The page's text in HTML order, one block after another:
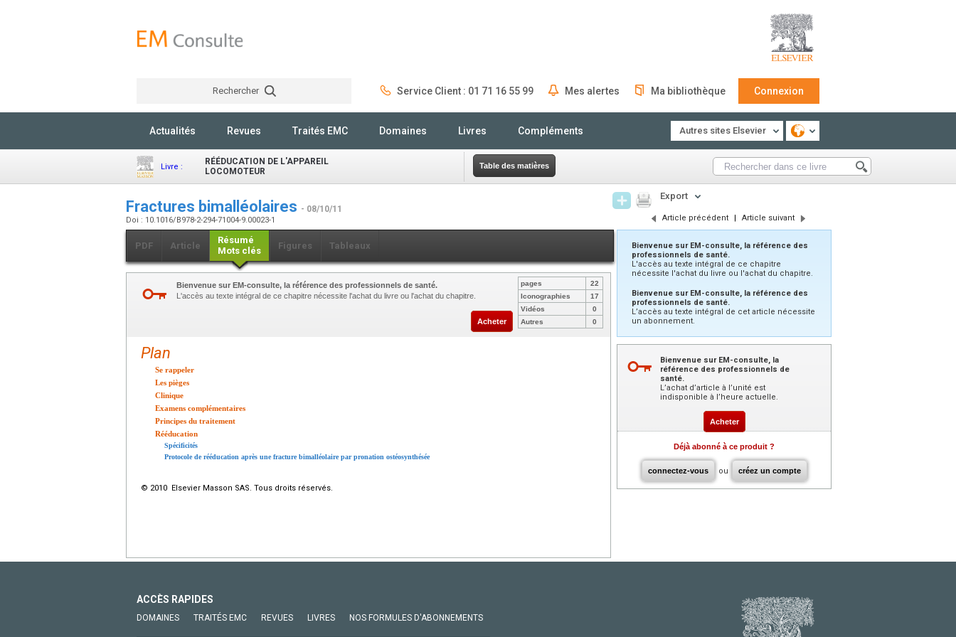
Rechercher Service Client : 01 71 16 55 99 Mes alertes Ma bibliothèque Connexion
Actualités Revues Traités EMC Domaines Livres Compléments Autres sites Elsevier
Livre :
RÉÉDUCATION DE L'APPAREIL
LOCOMOTEUR
Table des matières
Fractures bimalléolaires - 08/10/11
Doi : 10.1016/B978-2-294-71004-9.00023-1
PDF Article
Résumé
Mots clés
Figures Tableaux
Bienvenue sur EM-consulte, la référence des professionnels de santé.
L'accès au texte intégral de ce chapitre nécessite l'achat du livre ou l'achat du chapitre.
Acheter
pages
22
Iconographies
17
Vidéos
0
Autres
0
Plan
Se rappeler
Les pièges
Clinique
Examens complémentaires
Principes du traitement
Rééducation
Spécificités
Protocole de rééducation après une fracture bimalléolaire par pronation ostéosynthésée
© 2010 Elsevier Masson SAS. Tous droits réservés.
Export
Article précédent | Article suivant
Bienvenue sur EM-consulte, la référence des
professionnels de santé.
L'accès au texte intégral de ce chapitre
nécessite l'achat du livre ou l'achat du chapitre.
Bienvenue sur EM-consulte, la référence des
professionnels de santé.
L’accès au texte intégral de cet article nécessite
un abonnement.
Bienvenue sur EM-consulte, la
référence des professionnels de
santé.
L’achat d’article à l’unité est
indisponible à l’heure actuelle.
Acheter
Déjà abonné à ce produit ?
connectez-vous ou créez un compte
ACCÈS RAPIDES
DOMAINES TRAITÉS EMC REVUES LIVRES NOS FORMULES D'ABONNEMENTS